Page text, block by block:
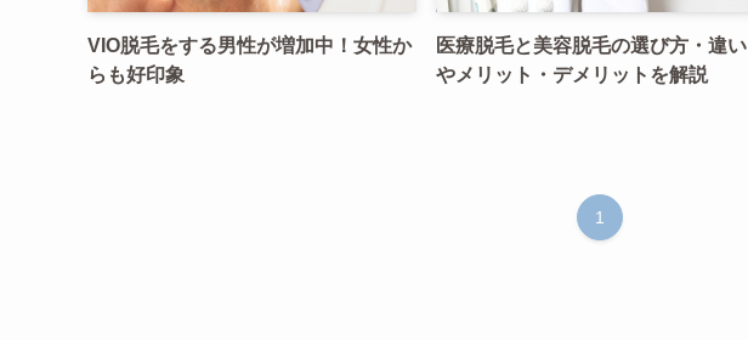
VIO脱毛をする男性が増加中！女性か
らも好印象
医療脱毛と美容脱毛の選び方・違い
やメリット・デメリットを解説
1